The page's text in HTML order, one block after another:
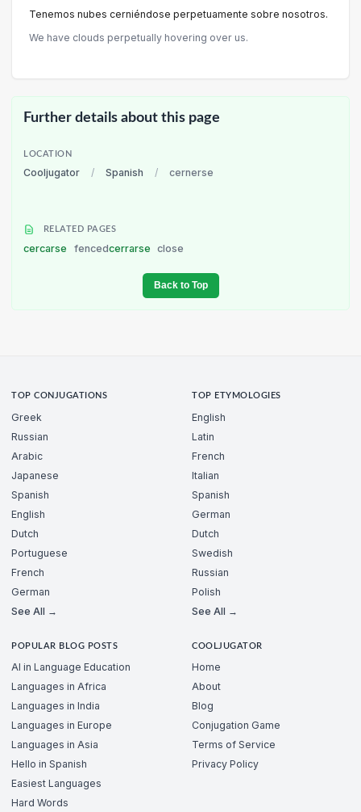
Tenemos nubes cerniéndose perpetuamente sobre nosotros.
We have clouds perpetually hovering over us.
Further details about this page
LOCATION
Cooljugator / Spanish / cernerse
RELATED PAGES
cercarse fencedcerrarse close
Back to Top
TOP CONJUGATIONS
Greek
Russian
Arabic
Japanese
Spanish
English
Dutch
Portuguese
French
German
See All →
TOP ETYMOLOGIES
English
Latin
French
Italian
Spanish
German
Dutch
Swedish
Russian
Polish
See All →
POPULAR BLOG POSTS
AI in Language Education
Languages in Africa
Languages in India
Languages in Europe
Languages in Asia
Hello in Spanish
Easiest Languages
Hard Words
COOLJUGATOR
Home
About
Blog
Conjugation Game
Terms of Service
Privacy Policy